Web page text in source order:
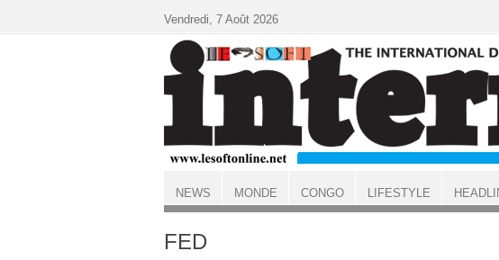
ACCUEIL
FED
Vendredi, 7 Août 2026
NEWS MONDE CONGO LIFESTYLE